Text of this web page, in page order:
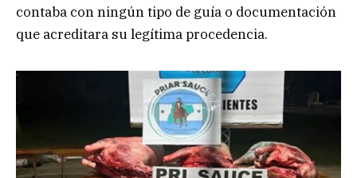
contaba con ningún tipo de guía o documentación
que acreditara su legítima procedencia.